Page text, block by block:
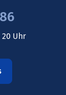
Uhr